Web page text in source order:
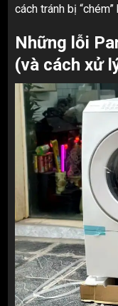
cách tránh bị
Những lỗi
(và cách xử